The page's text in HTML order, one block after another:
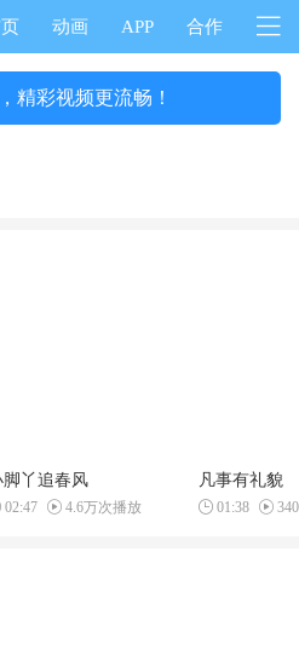
动画 APP 合作
精彩视频更流畅！
脚丫追春风
02:47 4.6万次播放
凡事有礼貌
01:38